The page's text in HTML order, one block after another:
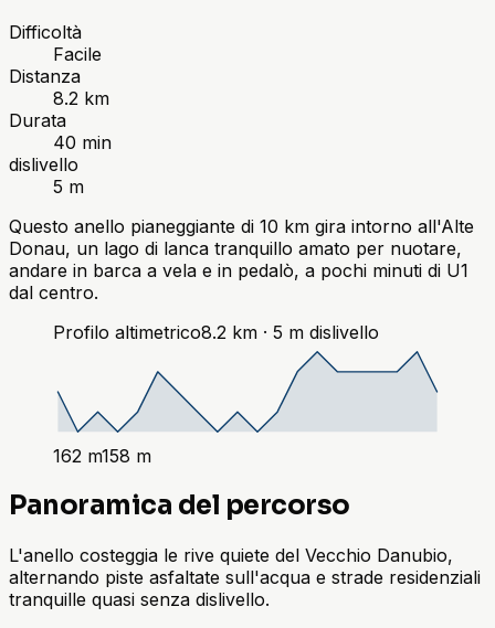
Difficoltà
Facile
Distanza
8.2 km
Durata
40 min
dislivello
5 m
Questo anello pianeggiante di 10 km gira intorno all'Alte
Donau, un lago di lanca tranquillo amato per nuotare,
andare in barca a vela e in pedalò, a pochi minuti di U1
dal centro.
Profilo altimetrico8.2 km · 5 m dislivello
162 m158 m
Panoramica del percorso
L'anello costeggia le rive quiete del Vecchio Danubio,
alternando piste asfaltate sull'acqua e strade residenziali
tranquille quasi senza dislivello.